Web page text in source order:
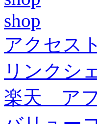
shop
アクセス
リンクシ
楽天 ア